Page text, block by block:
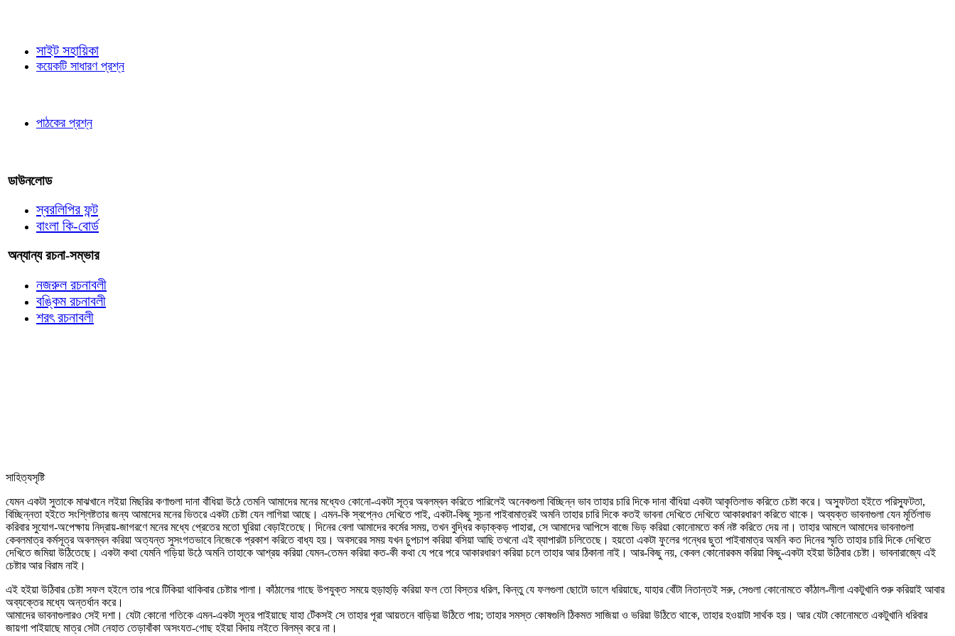
সাইট সহায়িকা
কয়েকটি সাধারণ প্রশ্ন
পাঠকের প্রশ্ন
ডাউনলোড
স্বরলিপির ফন্ট
বাংলা কি-বোর্ড
অন্যান্য রচনা-সম্ভার
নজরুল রচনাবলী
বঙ্কিম রচনাবলী
শরৎ রচনাবলী
সাহিত্যসৃষ্টি
যেমন একটা সুতাকে মাঝখানে লইয়া মিছরির কণাগুলা দানা বাঁধিয়া উঠে তেমনি আমাদের মনের মধ্যেও কোনো-একটা সূত্র অবলম্বন করিতে পারিলেই অনেকগুলা বিচ্ছিন্ন ভাব তাহার চারি দিকে দানা বাঁধিয়া একটা আকৃতিলাভ করিতে চেষ্টা করে। অস্ফুটতা হইতে পরিস্ফুটতা,
বিচ্ছিন্নতা হইতে সংশ্লিষ্টতার জন্য আমাদের মনের ভিতরে একটা চেষ্টা যেন লাগিয়া আছে। এমন-কি স্বপ্নেও দেখিতে পাই, একটা-কিছু সূচনা পাইবামাত্রই অমনি তাহার চারি দিকে কতই ভাবনা দেখিতে দেখিতে আকারধারণ করিতে থাকে। অব্যক্ত ভাবনাগুলা যেন মূর্তিলাভ
করিবার সুযোগ-অপেক্ষায় নিদ্রায়-জাগরণে মনের মধ্যে প্রেতের মতো ঘুরিয়া বেড়াইতেছে। দিনের বেলা আমাদের কর্মের সময়, তখন বুদ্ধির কড়াক্কড় পাহারা, সে আমাদের আপিসে বাজে ভিড় করিয়া কোনোমতে কর্ম নষ্ট করিতে দেয় না। তাহার আমলে আমাদের ভাবনাগুলা
কেবলমাত্র কর্মসূত্র অবলম্বন করিয়া অত্যন্ত সুসংগতভাবে নিজেকে প্রকাশ করিতে বাধ্য হয়। অবসরের সময় যখন চুপচাপ করিয়া বসিয়া আছি তখনো এই ব্যাপারটা চলিতেছে। হয়তো একটা ফুলের গন্ধের ছুতা পাইবামাত্র অমনি কত দিনের স্মৃতি তাহার চারি দিকে দেখিতে
দেখিতে জমিয়া উঠিতেছে। একটা কথা যেমনি গড়িয়া উঠে অমনি তাহাকে আশ্রয় করিয়া যেমন-তেমন করিয়া কত-কী কথা যে পরে পরে আকারধারণ করিয়া চলে তাহার আর ঠিকানা নাই। আর-কিছু নয়, কেবল কোনোরকম করিয়া কিছু-একটা হইয়া উঠিবার চেষ্টা। ভাবনারাজ্যে এই
চেষ্টার আর বিরাম নাই।
এই হইয়া উঠিবার চেষ্টা সফল হইলে তার পরে টিকিয়া থাকিবার চেষ্টার পালা। কাঁঠালের গাছে উপযুক্ত সময়ে হুড়াহুড়ি করিয়া ফল তো বিস্তর ধরিল, কিন্তু যে ফলগুলা ছোটো ডালে ধরিয়াছে, যাহার বোঁটা নিতান্তই সরু, সেগুলা কোনোমতে কাঁঠাল-লীলা একটুখানি শুরু করিয়াই আবার
অব্যক্তের মধ্যে অন্তর্ধান করে।
আমাদের ভাবনাগুলারও সেই দশা। যেটা কোনো গতিকে এমন-একটা সূত্র পাইয়াছে যাহা টেঁকসই সে তাহার পূরা আয়তনে বাড়িয়া উঠিতে পায়; তাহার সমস্ত কোষগুলি ঠিকমত সাজিয়া ও ভরিয়া উঠিতে থাকে, তাহার হওয়াটা সার্থক হয়। আর যেটা কোনোমতে একটুখানি ধরিবার
জায়গা পাইয়াছে মাত্র সেটা নেহাত তেড়াবাঁকা অসংযত-গোছ হইয়া বিদায় লইতে বিলম্ব করে না।